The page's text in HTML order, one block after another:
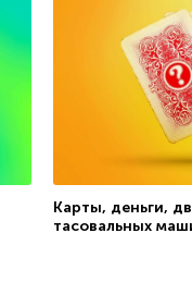
Карты, деньги,
тасовальных